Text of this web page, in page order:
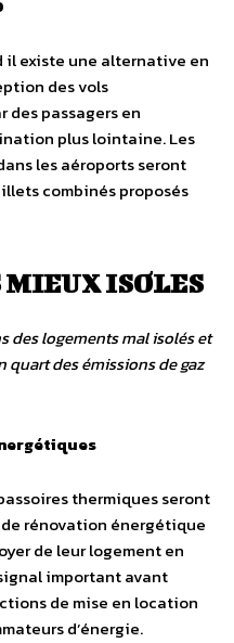
il existe une alternative en
des vols
passagers en
plus lointaine. Les
les aéroports seront
combinés proposés
MIEUX ISOLES
des logements mal isolés et
quart des émissions de gaz
thermiques seront
rénovation énergétique
de leur logement en
important avant
de mise en location
d’énergie.